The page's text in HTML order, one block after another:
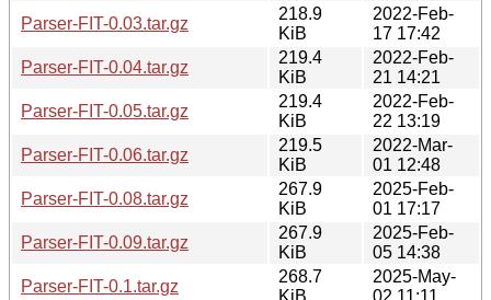
Parser-FIT-0.03.tar.gz
218.9
KiB
2022-Feb-
17 17:42
Parser-FIT-0.04.tar.gz
219.4
KiB
2022-Feb-
21 14:21
Parser-FIT-0.05.tar.gz
219.4
KiB
2022-Feb-
22 13:19
Parser-FIT-0.06.tar.gz
219.5
KiB
2022-Mar-
01 12:48
Parser-FIT-0.08.tar.gz
267.9
KiB
2025-Feb-
01 17:17
Parser-FIT-0.09.tar.gz
267.9
KiB
2025-Feb-
05 14:38
Parser-FIT-0.1.tar.gz
268.7
KiB
2025-May-
02 11:11